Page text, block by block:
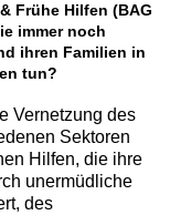
Frühe Hilfen (BAG
immer noch
ihren Familien in
tun?
Vernetzung des
Sektoren
Hilfen, die ihre
unermüdliche
des